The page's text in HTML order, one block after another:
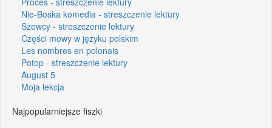
Nie-Boska komedia - streszczenie lektury
Szewcy - streszczenie lektury
Części mowy w języku polskim
Les nombres en polonais
Potop - streszczenie lektury
August 5
Moja lekcja
Najpopularniejsze fiszki